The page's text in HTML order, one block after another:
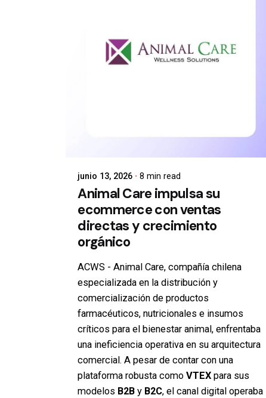
junio 13, 2026 8 min read
Animal Care impulsa su
ecommerce con ventas
directas y crecimiento
orgánico
ACWS - Animal Care, compañía chilena
especializada en la distribución y
comercialización de productos
farmacéuticos, nutricionales e insumos
críticos para el bienestar animal, enfrentaba
una ineficiencia operativa en su arquitectura
comercial. A pesar de contar con una
plataforma robusta comoVTEXpara sus
modelos B2By B2C, el canal digital operaba